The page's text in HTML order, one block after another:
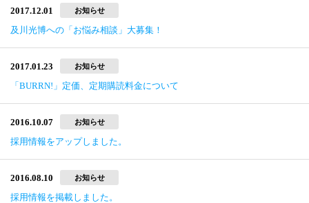
2017.12.01 お知らせ
及川光博への「お悩み相談」大募集！
2017.01.23 お知らせ
「BURRN!」定価、定期購読料金について
2016.10.07 お知らせ
採用情報をアップしました。
2016.08.10 お知らせ
採用情報を掲載しました。